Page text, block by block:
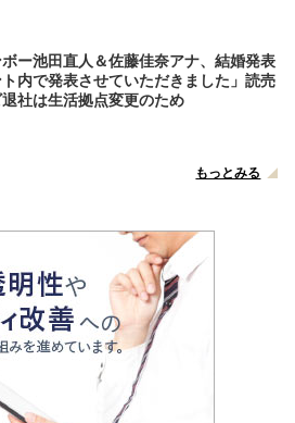
ー池田直人＆佐藤佳奈アナ、結婚発表
ト内で発表させていただきました」読売
社は生活拠点変更のため
もっとみる